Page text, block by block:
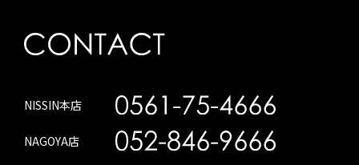
NISSIN本店
NAGOYA店